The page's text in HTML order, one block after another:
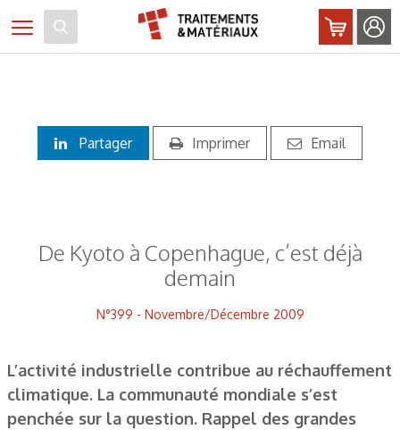
Toggle navigation
Partager Imprimer Email
De Kyoto à Copenhague, c’est déjà
demain
N°399 - Novembre/Décembre 2009
L’activité industrielle contribue au réchauffement
climatique. La communauté mondiale s’est
penchée sur la question. Rappel des grandes
Panneau de gestion des cookies